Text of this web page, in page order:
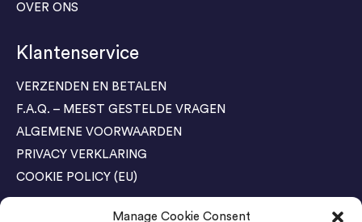
Manage Cookie Consent
OVER ONS
Klantenservice
VERZENDEN EN BETALEN
F.A.Q. – MEEST GESTELDE VRAGEN
ALGEMENE VOORWAARDEN
PRIVACY VERKLARING
COOKIE POLICY (EU)